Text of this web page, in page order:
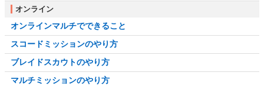
オンライン
オンラインマルチでできること
スコードミッションのやり方
ブレイドスカウトのやり方
マルチミッションのやり方